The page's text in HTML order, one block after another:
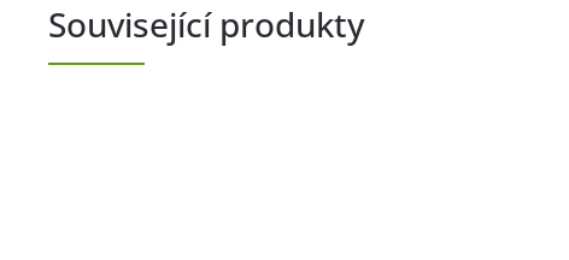
Související produkty